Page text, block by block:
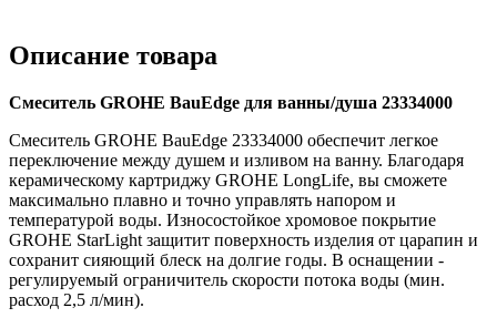
Описание товара
Смеситель GROHE BauEdge для ванны/душа 23334000
Смеситель GROHE BauEdge 23334000 обеспечит легкое
переключение между душем и изливом на ванну. Благодаря
керамическому картриджу GROHE LongLife, вы сможете
максимально плавно и точно управлять напором и
температурой воды. Износостойкое хромовое покрытие
GROHE StarLight защитит поверхность изделия от царапин и
сохранит сияющий блеск на долгие годы. В оснащении -
регулируемый ограничитель скорости потока воды (мин.
расход 2,5 л/мин).